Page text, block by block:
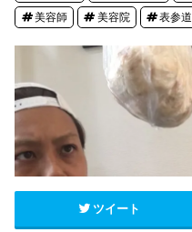
美容師 美容院 表参道
ツイート